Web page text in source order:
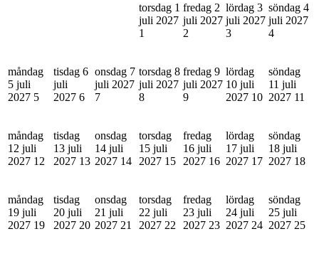
torsdag 1
juli 2027
1
fredag 2
juli 2027
2
lördag 3
juli 2027
3
söndag 4
juli 2027
4
måndag
5 juli
2027 5
tisdag 6
juli
2027 6
onsdag 7
juli 2027
7
torsdag 8
juli 2027
8
fredag 9
juli 2027
9
lördag
10 juli
2027 10
söndag
11 juli
2027 11
måndag
12 juli
2027 12
tisdag
13 juli
2027 13
onsdag
14 juli
2027 14
torsdag
15 juli
2027 15
fredag
16 juli
2027 16
lördag
17 juli
2027 17
söndag
18 juli
2027 18
måndag
19 juli
2027 19
tisdag
20 juli
2027 20
onsdag
21 juli
2027 21
torsdag
22 juli
2027 22
fredag
23 juli
2027 23
lördag
24 juli
2027 24
söndag
25 juli
2027 25